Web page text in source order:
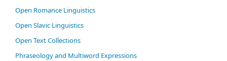
Open Romance Linguistics
Open Slavic Linguistics
Open Text Collections
Phraseology and Multiword Expressions